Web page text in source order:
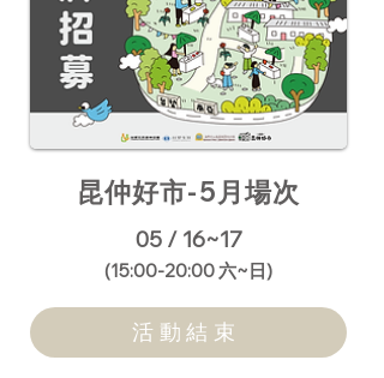
昆仲好市-5月場次
05 / 16~17
​(15:00-20:00 六~日)
活動結束